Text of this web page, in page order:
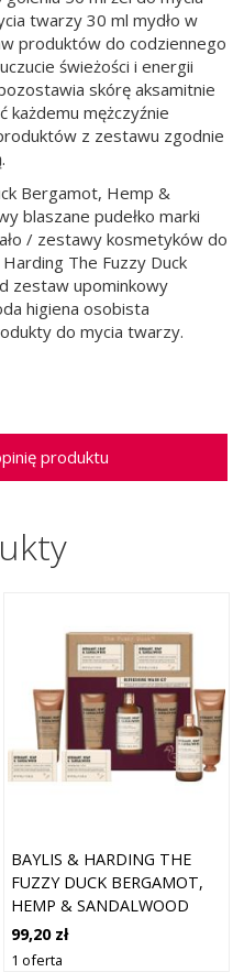
twarzy 30 ml mydło w
produktów do codziennego
świeżości i energii
skórę aksamitnie
każdemu mężczyźnie
z zestawu zgodnie
Bergamot, Hemp &
blaszane pudełko marki
/ zestawy kosmetyków do
The Fuzzy Duck
zestaw upominkowy
higiena osobista
do mycia twarzy.
produktu
BAYLIS & HARDING THE
FUZZY DUCK BERGAMOT,
HEMP & SANDALWOOD
ZESTAW UPOMINKOWY DLA
MĘŻCZYZN
99,20 zł
1 oferta